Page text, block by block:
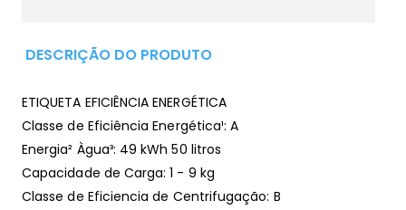
DESCRIÇÃO DO PRODUTO
ETIQUETA EFICIÊNCIA ENERGÉTICA
Classe de Eficiência Energética¹: A
Energia² Àgua³: 49 kWh 50 litros
Capacidade de Carga: 1 - 9 kg
Classe de Eficiencia de Centrifugação: B